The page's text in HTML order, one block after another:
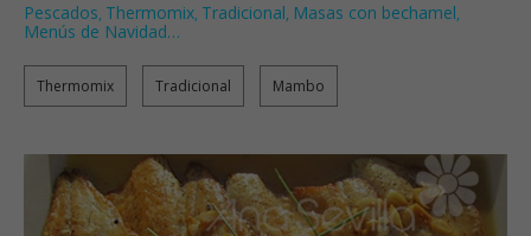
Pescados, Thermomix, Tradicional, Masas con bechamel,
Menús de Navidad…
Thermomix Tradicional Mambo